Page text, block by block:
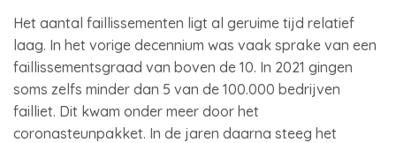
Het aantal faillissementen ligt al geruime tijd relatief
laag. In het vorige decennium was vaak sprake van een
faillissementsgraad van boven de 10. In 2021 gingen
soms zelfs minder dan 5 van de 100.000 bedrijven
failliet. Dit kwam onder meer door het
coronasteunpakket. In de jaren daarna steeg het